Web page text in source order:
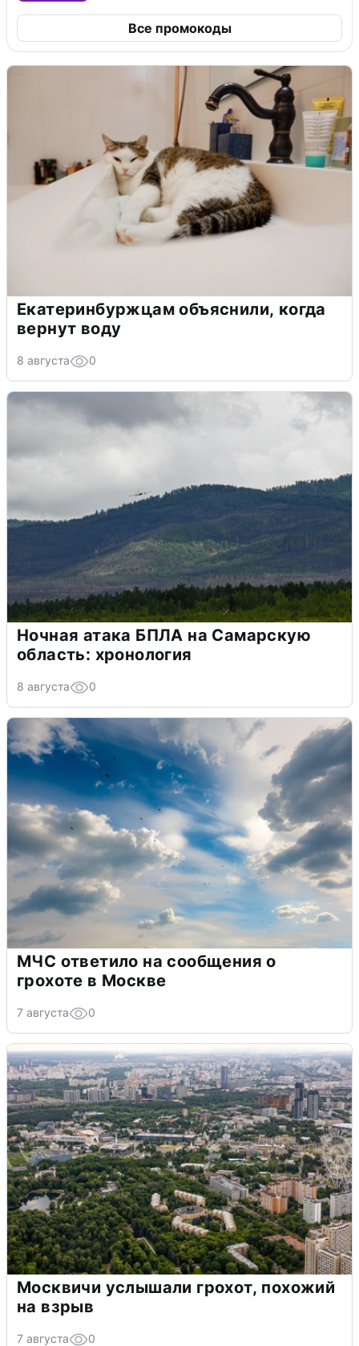
Все промокоды
Екатеринбуржцам объяснили, когда
вернут воду
8 августа 0
Ночная атака БПЛА на Самарскую
область: хронология
8 августа 0
МЧС ответило на сообщения о
грохоте в Москве
7 августа 0
Москвичи услышали грохот, похожий
на взрыв
7 августа 0